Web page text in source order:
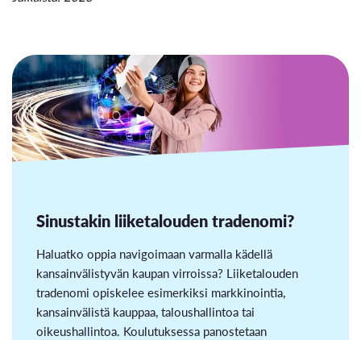
Sinustakin liiketalouden tradenomi?
Haluatko oppia navigoimaan varmalla kädellä
kansainvälistyvän kaupan virroissa? Liiketalouden
tradenomi opiskelee esimerkiksi markkinointia,
kansainvälistä kauppaa, taloushallintoa tai
oikeushallintoa. Koulutuksessa panostetaan